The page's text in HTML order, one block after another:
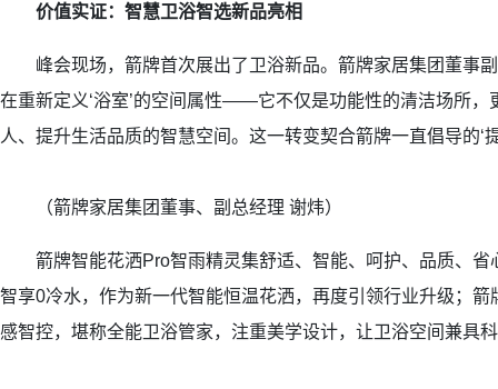
价值实证：智慧卫浴智选新品亮相
峰会现场，箭牌首次展出了卫浴新品。箭牌家居集团董事副
在重新定义‘浴室’的空间属性——它不仅是功能性的清洁场所，
人、提升生活品质的智慧空间。这一转变契合箭牌一直倡导的‘
（箭牌家居集团董事、副总经理 谢炜）
箭牌智能花洒Pro智雨精灵集舒适、智能、呵护、品质、省
智享0冷水，作为新一代智能恒温花洒，再度引领行业升级；
感智控，堪称全能卫浴管家，注重美学设计，让卫浴空间兼具